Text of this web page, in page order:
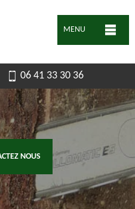
MENU
06 41 33 30 36
NOUS